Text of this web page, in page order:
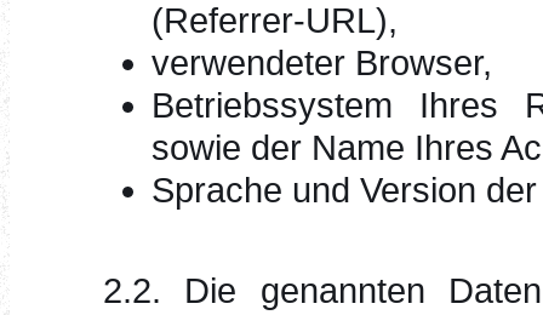
(Referrer-URL),
verwendeter Browser,
Betriebssystem Ihres
sowie der Name Ihres
Sprache und Version
2.2. Die genannten